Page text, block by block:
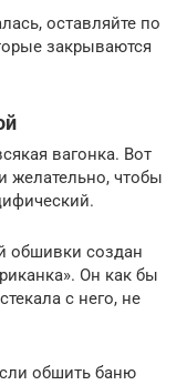
оставляйте по
закрываются
вагонка. Вот
желательно, чтобы
обшивки создан
Он как бы
с него, не
обшить баню